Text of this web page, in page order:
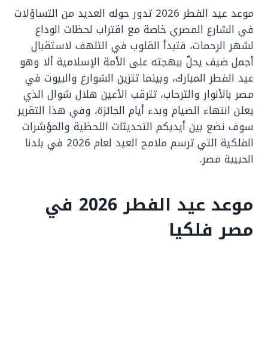
موعد عيد الفطر 2026 تدور حوله العديد من التساؤلات
في الشارع المصري خاصة مع اقتراب لحظات الوداع
لشهر الرحمات، فتبدأ القلوب في التلهف لاستقبال
أجمل ضيف يحلّ ببهجته على الأمة الإسلامية ألا وهو
عيد الفطر المبارك، وبينما تتزين الشوارع والبيوت في
مصر بالأنوار والترحاب، تترقب الأعين هلال شوال الذي
يعلن انتهاء الصيام وبدء أيام الجائزة، وفي هذا التقرير
سوف نضع بين أيديكم التحديثات اللحظية والمؤشرات
الفلكية التي ترسم ملامح العيد لعام 2026 في بلدنا
الحبيبة مصر.
موعد عيد الفطر 2026 في
مصر فلكيا